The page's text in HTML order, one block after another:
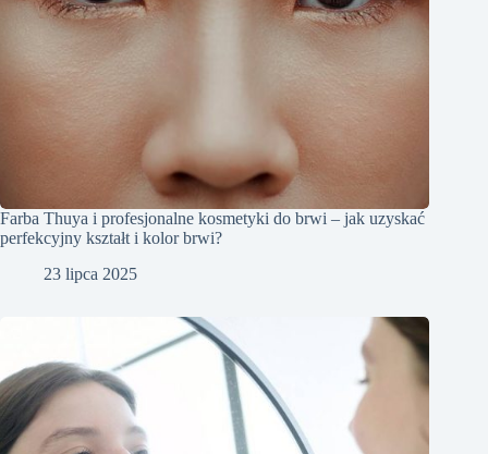
Farba Thuya i profesjonalne kosmetyki do brwi – jak uzyskać
perfekcyjny kształt i kolor brwi?
23 lipca 2025